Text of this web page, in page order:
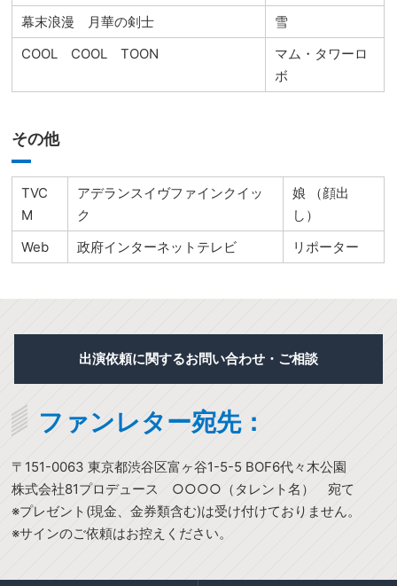
幕末浪漫 月華の剣士
雪
COOL COOL TOON
マム・タワーロ
ボ
その他
TVC
M
アデランスイヴファインクイッ
ク
娘 （顔出
し）
Web
政府インターネットテレビ リポーター
出演依頼に関するお問い合わせ・ご相談
ファンレター宛先：
〒151-0063 東京都渋谷区富ヶ谷1-5-5 BOF6代々木公園
株式会社81プロデュース ○○○○（タレント名） 宛て
※プレゼント(現金、金券類含む)は受け付けておりません。
※サインのご依頼はお控えください。